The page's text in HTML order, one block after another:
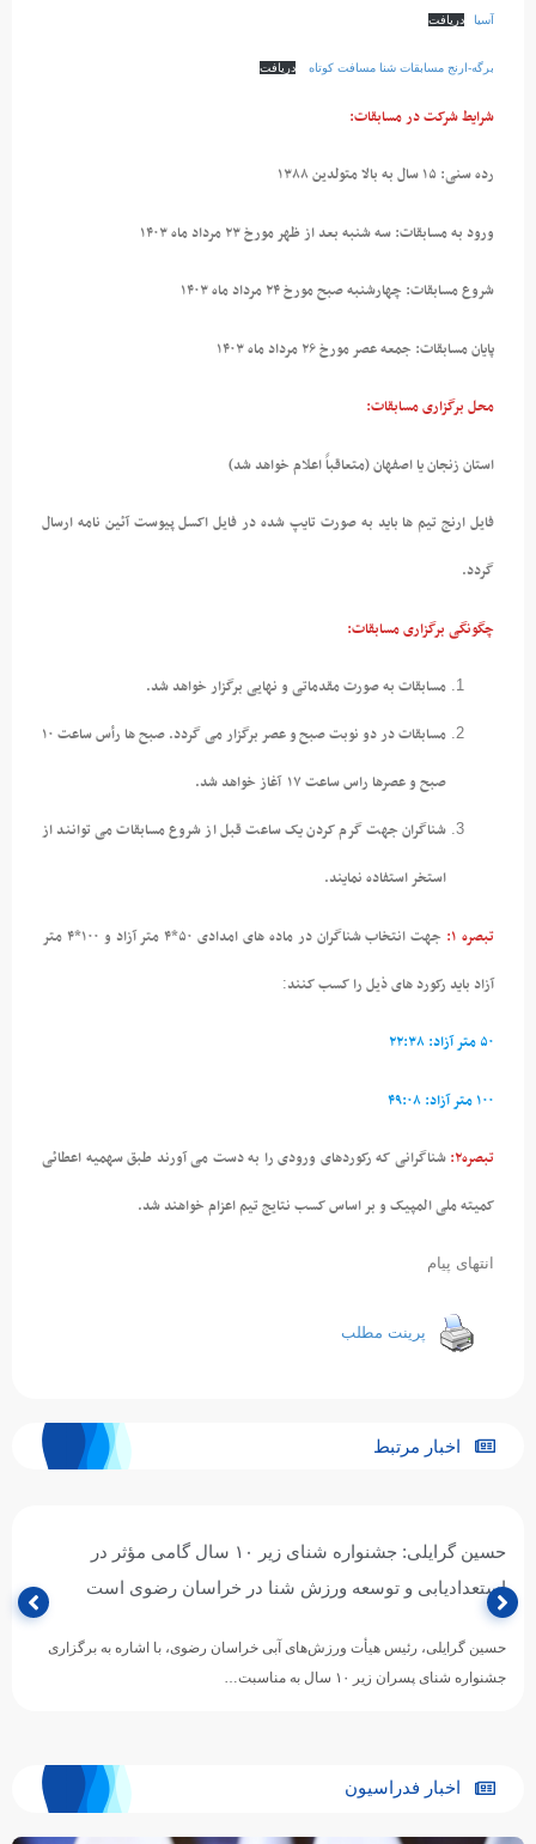
آسیا دریافت
برگه-ارنج مسابقات شنا مسافت کوتاه دریافت
شرایط شرکت در مسابقات:
رده سنی: ۱۵ سال به بالا متولدین ۱۳۸۸
ورود به مسابقات: سه شنبه بعد از ظهر مورخ ۲۳ مرداد ماه ۱۴۰۳
شروع مسابقات: چهارشنبه صبح مورخ ۲۴ مرداد ماه ۱۴۰۳
پایان مسابقات: جمعه عصر مورخ ۲۶ مرداد ماه ۱۴۰۳
محل برگزاری مسابقات:
استان زنجان یا اصفهان (متعاقباً اعلام خواهد شد)
فایل ارنج تیم ها باید به صورت تایپ شده در فایل اکسل پیوست آئین نامه ارسال
گردد.
چگونگی برگزاری مسابقات:
مسابقات به صورت مقدماتی و نهایی برگزار خواهد شد.
مسابقات در دو نوبت صبح و عصر برگزار می گردد. صبح ها رأس ساعت ۱۰
صبح و عصرها راس ساعت ۱۷ آغاز خواهد شد.
شناگران جهت گرم کردن یک ساعت قبل از شروع مسابقات می توانند از
استخر استفاده نمایند.
تبصره ۱:
جهت انتخاب شناگران در ماده های امدادی ۵۰*۴ متر آزاد و ۱۰۰*۴ متر
آزاد باید رکورد های ذیل را کسب کنند:
۵۰ متر آزاد: ۲۲:۳۸
۱۰۰ متر آزاد: ۴۹:۰۸
تبصره۲: شناگرانی که رکوردهای ورودی را به دست می آورند طبق سهمیه اعطائی
کمیته ملی المپیک و بر اساس کسب نتایج تیم اعزام خواهند شد.
انتهای پیام
پرینت مطلب
اخبار مرتبط
حسین گرایلی: جشنواره شنای زیر ۱۰ سال گامی مؤثر در
استعدادیابی و توسعه ورزش شنا در خراسان رضوی است
حسین گرایلی، رئیس هیأت ورزش‌های آبی خراسان رضوی، با اشاره به برگزاری
جشنواره شنای پسران زیر ۱۰ سال به مناسبت…
اخبار فدراسیون